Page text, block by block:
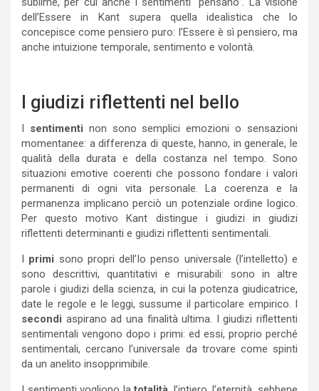
dell’Essere in Kant supera quella idealistica che lo
concepisce come pensiero puro: l’Essere è sì pensiero, ma
anche intuizione temporale, sentimento e volontà.
I giudizi riflettenti nel bello
I sentimenti non sono semplici emozioni o sensazioni
momentanee: a differenza di queste, hanno, in generale, le
qualità della durata e della costanza nel tempo. Sono
situazioni emotive coerenti che possono fondare i valori
permanenti di ogni vita personale. La coerenza e la
permanenza implicano perciò un potenziale ordine logico.
Per questo motivo Kant distingue i giudizi in giudizi
riflettenti determinanti e giudizi riflettenti sentimentali.
I primi sono propri dell’Io penso universale (l’intelletto) e
sono descrittivi, quantitativi e misurabili: sono in altre
parole i giudizi della scienza, in cui la potenza giudicatrice,
date le regole e le leggi, sussume il particolare empirico. I
secondi aspirano ad una finalità ultima. I giudizi riflettenti
sentimentali vengono dopo i primi: ed essi, proprio perché
sentimentali, cercano l’universale da trovare come spinti
da un anelito insopprimibile.